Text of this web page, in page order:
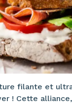
filante et
! Cette